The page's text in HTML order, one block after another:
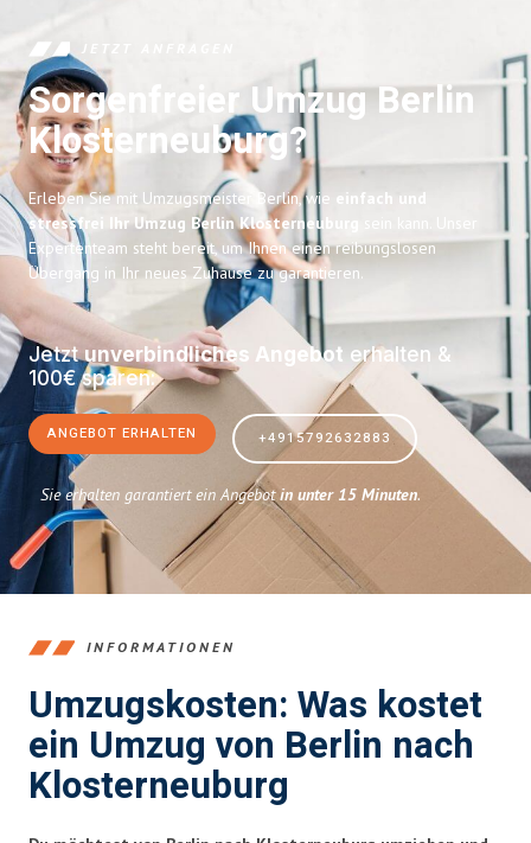
JETZT ANFRAGEN
Sorgenfreier Umzug Berlin
Klosterneuburg?
Erleben Sie mit Umzugsmeister Berlin, wie einfach und
stressfrei Ihr Umzug Berlin Klosterneuburg
Expertenteam steht bereit, um Ihnen einen reibungslosen
Übergang in Ihr neues Zuhause zu garantieren.
Jetztunverbindliches Angebot erhalten &
100€ sparen:
ANGEBOT ERHALTEN +4915792632883
Sie erhalten garantiert ein Angebotin unter 15 Minuten.
INFORMATIONEN
Umzugskosten: Was kostet
ein Umzug von Berlin nach
Klosterneuburg